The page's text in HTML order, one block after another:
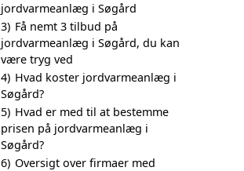
jordvarmeanlæg i Søgård
3) Få nemt 3 tilbud på
jordvarmeanlæg i Søgård, du kan
være tryg ved
4) Hvad koster jordvarmeanlæg i
Søgård?
5) Hvad er med til at bestemme
prisen på jordvarmeanlæg i
Søgård?
6) Oversigt over firmaer med